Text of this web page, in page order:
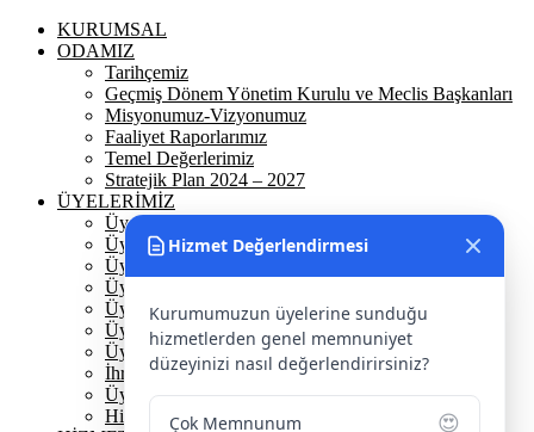
Hizmet Değerlendirmesi
Kurumumuzun üyelerine sunduğu
hizmetlerden genel memnuniyet
düzeyinizi nasıl değerlendirirsiniz?
Çok Memnunum 😍
KURUMSAL
ODAMIZ
Tarihçemiz
Geçmiş Dönem Yönetim Kurulu ve Meclis Başkanları
Misyonumuz-Vizyonumuz
Faaliyet Raporlarımız
Temel Değerlerimiz
Stratejik Plan 2024 – 2027
ÜYELERİMİZ
Üyelerimiz
Üyelik
Üyelik Ön Başvuru
Üyelik Avantajlarımız
Üye Danışmanına Sor
Üye Sorumluluklarımız
Üye Bilgi Güncelleme Formu
İhracat Danışmanına Sor
Üye Başarı Hikayeleri
Hizmet Standartları Tablosu